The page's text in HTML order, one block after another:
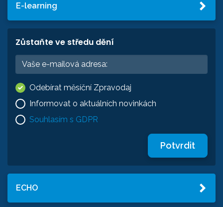
E-learning
Zůstaňte ve středu dění
Odebírat měsíční Zpravodaj
Informovat o aktuálních novinkách
Souhlasím s GDPR
Potvrdit
ECHO